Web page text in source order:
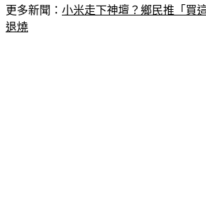
更多新聞： 小米走下神壇？鄉民推「買
退燒